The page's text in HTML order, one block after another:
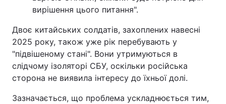
вирішення цього питання".
Двоє китайських солдатів, захоплених навесні
2025 року, також уже рік перебувають у
"підвішеному стані". Вони утримуються в
слідчому ізоляторі СБУ, оскільки російська
сторона не виявила інтересу до їхньої долі.
Зазначається, що проблема ускладнюється тим,